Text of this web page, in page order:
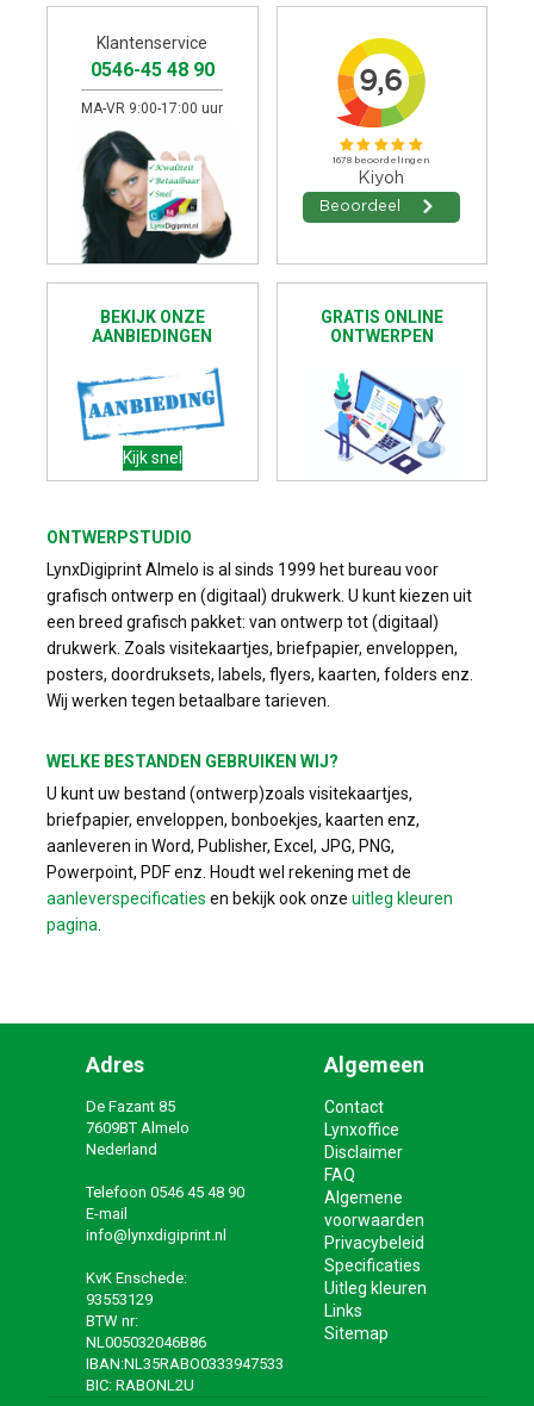
Klantenservice
0546-45 48 90
MA-VR 9:00-17:00 uur
BEKIJK ONZE
AANBIEDINGEN
Kijk snel
GRATIS ONLINE
ONTWERPEN
ONTWERPSTUDIO
LynxDigiprint Almelo is al sinds 1999 het bureau voor
grafisch ontwerp en (digitaal) drukwerk. U kunt kiezen uit
een breed grafisch pakket: van ontwerp tot (digitaal)
drukwerk. Zoals visitekaartjes, briefpapier, enveloppen,
posters, doordruksets, labels, flyers, kaarten, folders enz.
Wij werken tegen betaalbare tarieven.
WELKE BESTANDEN GEBRUIKEN WIJ?
U kunt uw bestand (ontwerp)zoals visitekaartjes,
briefpapier, enveloppen, bonboekjes, kaarten enz,
aanleveren in Word, Publisher, Excel, JPG, PNG,
Powerpoint, PDF enz. Houdt wel rekening met de
aanleverspecificaties en bekijk ook onze uitleg kleuren
pagina
Adres
De Fazant 85
7609BT Almelo
Nederland
Telefoon 0546 45 48 90
E-mail
info@lynxdigiprint.nl
KvK Enschede:
93553129
BTW nr:
NL005032046B86
IBAN:NL35RABO0333947533
BIC: RABONL2U
Algemeen
Contact
Lynxoffice
Disclaimer
FAQ
Algemene
voorwaarden
Privacybeleid
Specificaties
Uitleg kleuren
Links
Sitemap